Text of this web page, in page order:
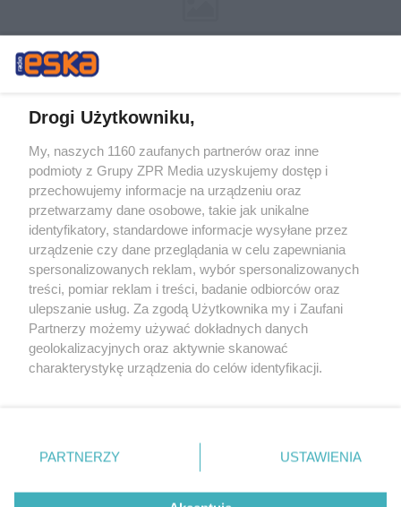
Żaden utwór zamieszczony w serwisie nie może być powielany i
rozpowszechniany lub dalej rozpowszechniany w jakikolwiek sposób (w
tym także elektroniczny lub mechaniczny) na jakimkolwiek polu
eksploatacji w jakiejkolwiek formie, włącznie z umieszczaniem w
Internecie bez pisemnej zgody właściciela praw. Jakiekolwiek użycie lub
wykorzystanie utworów w całości lub w części z naruszeniem prawa,
tzn. bez właściwej zgody, jest zabronione pod groźbą kary i może być
ścigane prawnie.
© 2026 Grupa ZPR Media
Drogi Użytkowniku,
My, naszych 1160 zaufanych partnerów oraz inne
podmioty z Grupy ZPR Media uzyskujemy dostęp i
przechowujemy informacje na urządzeniu oraz
przetwarzamy dane osobowe, takie jak unikalne
identyfikatory, standardowe informacje wysyłane przez
urządzenie czy dane przeglądania w celu zapewniania
spersonalizowanych reklam, wybór spersonalizowanych
treści, pomiar reklam i treści, badanie odbiorców oraz
ulepszanie usług. Za zgodą Użytkownika my i Zaufani
Partnerzy możemy używać dokładnych danych
geolokalizacyjnych oraz aktywnie skanować
charakterystykę urządzenia do celów identyfikacji.
zmienić/wycofać klikając przycisk ustawień prywatności
znajdujący się w lewym dolnym rogu strony
rodzaje przetwarzania danych nie wymagają zgody
PARTNERZY USTAWIENIA